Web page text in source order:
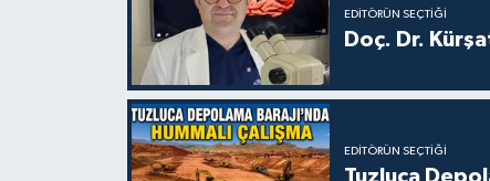
EDITÖRÜN SEÇTIĞI
Doç. Dr.
EDITÖRÜN SEÇTIĞI
Tuzluca